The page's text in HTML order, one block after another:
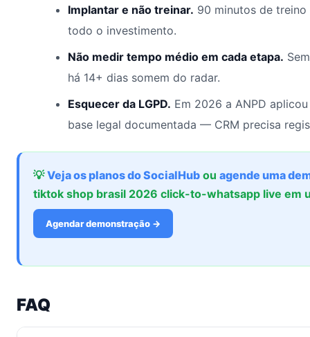
Implantar e não treinar. 90 minutos de
todo o investimento.
Não medir tempo médio em cada etapa.
há 14+ dias somem do radar.
Esquecer da LGPD. Em 2026 a ANPD
base legal documentada — CRM precisa
💡Veja os planos do SocialHub ou agende uma
tiktok shop brasil 2026 click-to-whatsapp live em
Agendar demonstração →
FAQ